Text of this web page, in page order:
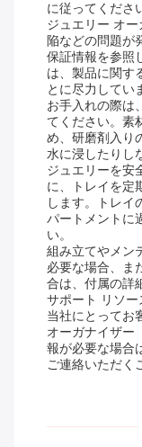
に従ってくださ
ジュエリー オ
陥などの問題が
保証情報を参照
は、製品に関す
とに尽力してい
お手入れの際は
てください。素
め、研磨剤入り
水に浸したりし
ジュエリーを安
に、トレイを定
します。トレイ
パートメントに
い。
組み立てやメン
必要な場合、ま
合は、付属の詳
サポート リソー
当社にとってお
オーガナイザー
報が必要な場合
ご連絡いただく